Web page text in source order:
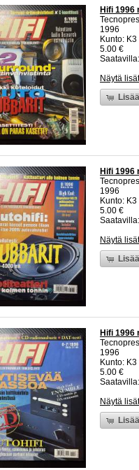
Hifi 1996
1996
Kunto:
5.00 €
Näytä
Hifi 1996
1996
Kunto:
5.00 €
Näytä
Hifi 1996
1996
Kunto:
5.00 €
Näytä